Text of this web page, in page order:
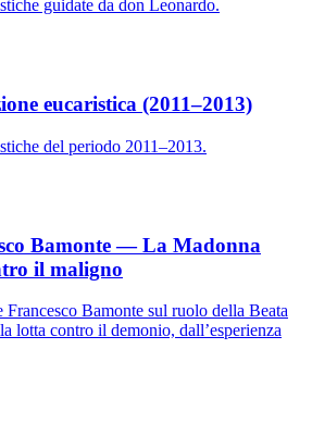
guidate da don Leonardo.
eucaristica (2011–2013)
del periodo 2011–2013.
Bamonte — La Madonna
il maligno
Francesco Bamonte sul ruolo della Beata
lotta contro il demonio, dall’esperienza